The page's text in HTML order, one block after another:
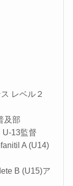
レベル２
及部
U-13監督
A (U14)
B (U15)ア